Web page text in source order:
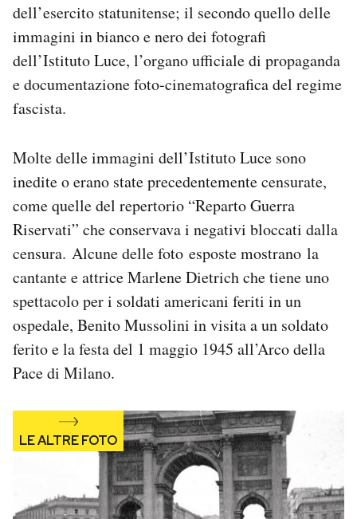
Hai bisogno di aiuto?
Esci
dell’esercito statunitense; il secondo quello delle
immagini in bianco e nero dei fotografi
dell’Istituto Luce, l’organo ufficiale di propaganda
e documentazione foto-cinematografica del regime
fascista.
Molte delle immagini dell’Istituto Luce sono
inedite o erano state precedentemente censurate,
come quelle del repertorio “Reparto Guerra
Riservati” che conservava i negativi bloccati dalla
censura. Alcune delle foto esposte mostrano la
cantante e attrice Marlene Dietrich che tiene uno
spettacolo per i soldati americani feriti in un
ospedale, Benito Mussolini in visita a un soldato
ferito e la festa del 1 maggio 1945 all’Arco della
Pace di Milano.